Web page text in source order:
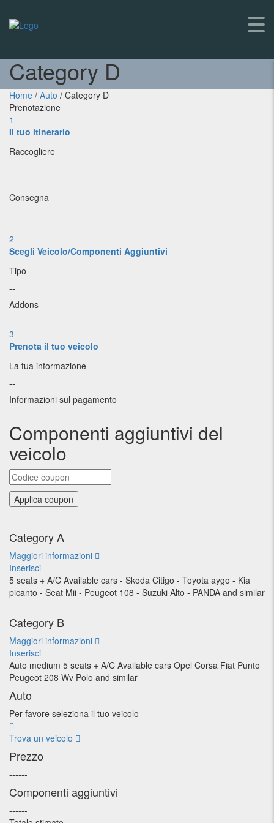
Category D
Home / Auto / Category D
Prenotazione
1
Il tuo itinerario
Raccogliere
--
--
Consegna
--
--
2
Scegli Veicolo/Componenti Aggiuntivi
Tipo
--
Addons
--
3
Prenota il tuo veicolo
La tua informazione
--
Informazioni sul pagamento
--
Componenti aggiuntivi del
veicolo
Category A
Maggiori informazioni
Inserisci
5 seats + A/C Available cars - Skoda Citigo - Toyota aygo - Kia
picanto - Seat Mii - Peugeot 108 - Suzuki Alto - PANDA and similar
Category B
Maggiori informazioni
Inserisci
Auto medium 5 seats + A/C Available cars Opel Corsa Fiat Punto
Peugeot 208 Wv Polo and similar
Auto
Per favore seleziona il tuo veicolo
Trova un veicolo
Prezzo
------
Componenti aggiuntivi
------